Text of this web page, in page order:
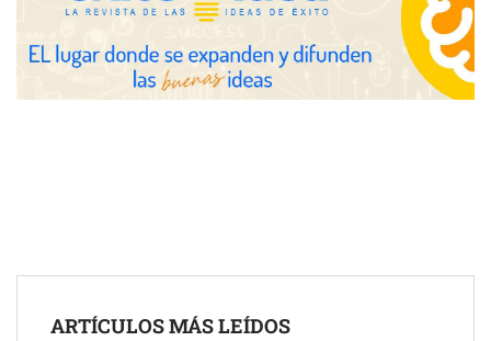
Gestoría Online reduce a unas horas el alta de autónomo
ARTÍCULOS MÁS LEÍDOS